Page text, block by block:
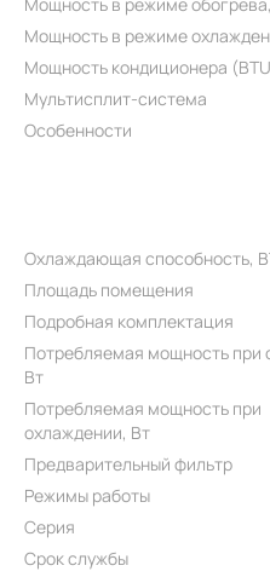
Мощность в режиме
Мощность кондиционера
Мультисплит-система
Особенности
Охлаждающая способность,
Площадь помещения
Подробная комплектация
Потребляемая мощность при
Вт
Потребляемая мощность при
охлаждении, Вт
Предварительный фильтр
Режимы работы
Серия
Срок службы